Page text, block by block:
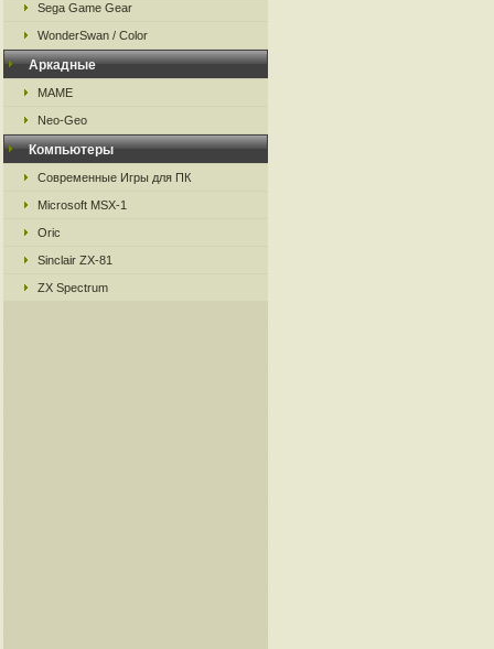
Sega Game Gear
WonderSwan / Color
Аркадные
MAME
Neo-Geo
Компьютеры
Современные Игры для ПК
Microsoft MSX-1
Oric
Sinclair ZX-81
ZX Spectrum